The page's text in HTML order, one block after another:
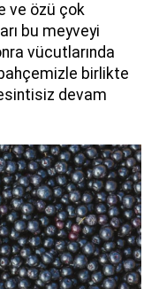
ve özü çok
bu meyveyi
vücutlarında
birlikte
devam